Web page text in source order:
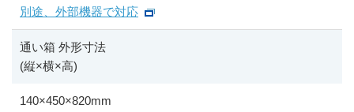
別途、外部機器で対応
通い箱 外形寸法
(縦×横×高)
140×450×820mm